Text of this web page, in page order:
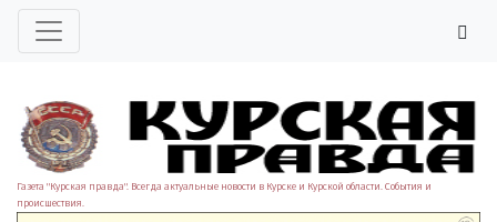
Газета "Курская правда". Всегда актуальные новости в Курске и Курской области. События и
происшествия.